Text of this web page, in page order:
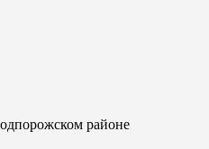
районе